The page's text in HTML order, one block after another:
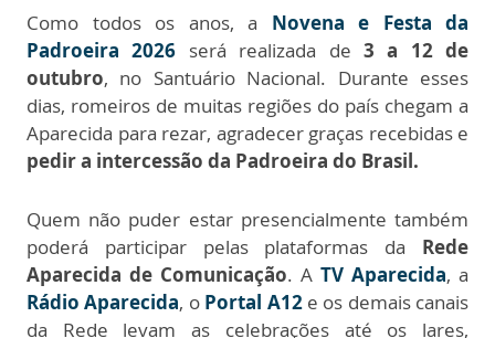
Como todos os anos, a Novena e Festa da
Padroeira 2026 será realizada de 3 a 12 de
outubro, no Santuário Nacional. Durante esses
dias, romeiros de muitas regiões do país chegam a
Aparecida para rezar, agradecer graças recebidas e
pedir a intercessão da Padroeira do Brasil.
Quem não puder estar presencialmente também
poderá participar pelas plataformas da Rede
Aparecida de Comunicação. A TV Aparecida, a
Rádio Aparecida, o Portal A12e os demais canais
da Rede levam as celebrações até os lares,